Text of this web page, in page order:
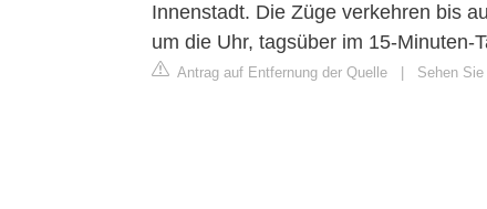
Innenstadt. Die Züge verkehren bis
um die Uhr, tagsüber im 15-Minuten-
Antrag auf Entfernung der Quelle Sehen